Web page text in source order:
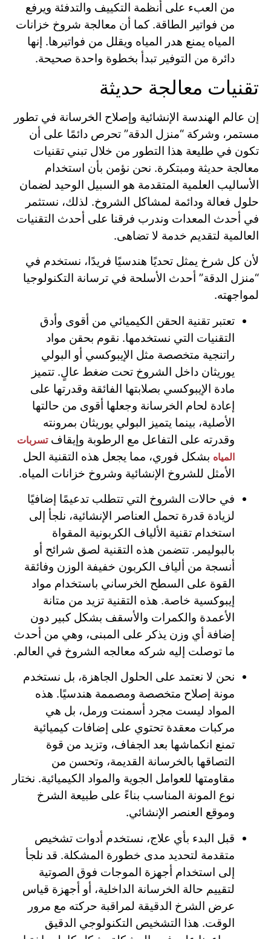
من العبء على أنظمة التكييف والتدفئة ويرفع
من فواتير الطاقة. كما أن معالجة شروخ خزانات
المياه يمنع هدر المياه ويقلل من فواتيرها. إنها
دائرة من التوفير تبدأ بخطوة واحدة صحيحة.
تقنيات معالجة حديثة
إن عالم الهندسة الإنشائية وإصلاح الخرسانة في تطور
مستمر، وشركة “منزل الدقة” تحرص دائمًا على أن
تكون في طليعة هذا التطور من خلال تبني تقنيات
معالجة حديثة ومبتكرة. نحن نؤمن بأن استخدام
الأساليب العلمية المتقدمة هو السبيل الوحيد لضمان
حلول فعالة ودائمة لمشاكل الشروخ. لذلك، نستثمر
في أحدث المعدات وندرب فرقنا على أحدث التقنيات
العالمية لتقديم خدمة لا تضاهى.
لأن كل شرخ يمثل تحديًا هندسيًا فريدًا، نستخدم في
“منزل الدقة” أحدث الأسلحة في ترسانة التكنولوجيا
لمواجهته.
تعتبر تقنية الحقن الكيميائي من أقوى وأدق
التقنيات التي نستخدمها. نقوم بحقن مواد
راتنجية متخصصة مثل الإيبوكسي أو البولي
يوريثان داخل الشروخ تحت ضغط عالٍ. تتميز
مادة الإيبوكسي بصلابتها الفائقة وقدرتها على
إعادة لحام الخرسانة وجعلها أقوى من حالتها
الأصلية، بينما يتميز البولي يوريثان بمرونته
وقدرته على التفاعل مع الرطوبة وإيقافتسربات
المياه بشكل فوري، مما يجعل هذه التقنية الحل
الأمثل للشروخ الإنشائية وشروخ خزانات المياه.
في حالات الشروخ التي تتطلب تدعيمًا إضافيًا
لزيادة قدرة تحمل العناصر الإنشائية، نلجأ إلى
استخدام تقنية الألياف الكربونية المقواة
بالبوليمر. تتضمن هذه التقنية لصق شرائح أو
أنسجة من ألياف الكربون خفيفة الوزن وفائقة
القوة على السطح الخرساني باستخدام مواد
إيبوكسية خاصة. هذه التقنية تزيد من متانة
الأعمدة والكمرات والأسقف بشكل كبير دون
إضافة أي وزن يذكر على المبنى، وهي من أحدث
ما توصلت إليه شركه معالجه الشروخ في العالم.
نحن لا نعتمد على الحلول الجاهزة، بل نستخدم
مونة إصلاح متخصصة ومصممة هندسيًا. هذه
المواد ليست مجرد أسمنت ورمل، بل هي
مركبات معقدة تحتوي على إضافات كيميائية
تمنع انكماشها بعد الجفاف، وتزيد من قوة
التصاقها بالخرسانة القديمة، وتحسن من
مقاومتها للعوامل الجوية والمواد الكيميائية. نختار
نوع المونة المناسب بناءً على طبيعة الشرخ
وموقع العنصر الإنشائي.
قبل البدء بأي علاج، نستخدم أدوات تشخيص
متقدمة لتحديد مدى خطورة المشكلة. قد نلجأ
إلى استخدام أجهزة الموجات فوق الصوتية
لتقييم حالة الخرسانة الداخلية، أو أجهزة قياس
عرض الشرخ الدقيقة لمراقبة حركته مع مرور
الوقت. هذا التشخيص التكنولوجي الدقيق